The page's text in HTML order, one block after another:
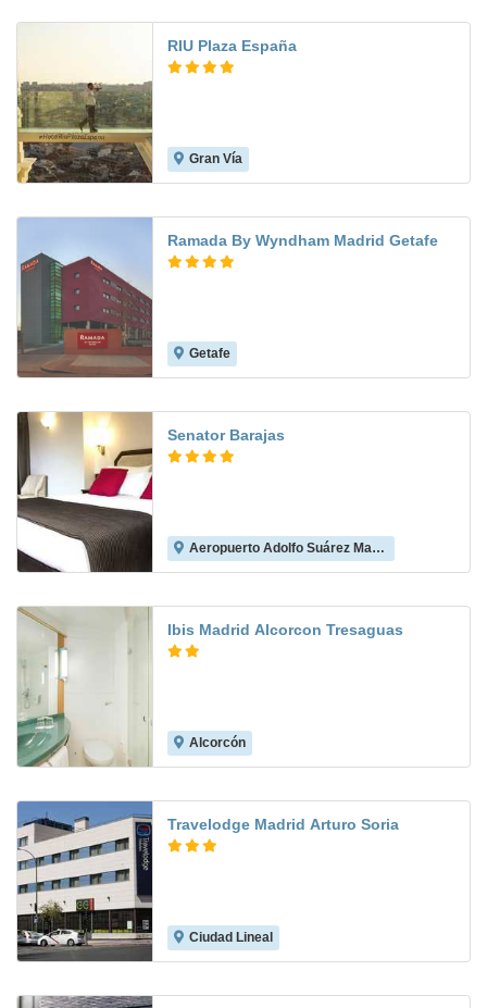
RIU Plaza España
Gran Vía
Ramada By Wyndham Madrid Getafe
Getafe
Senator Barajas
Aeropuerto Adolfo Suárez Madrid-Barajas
Ibis Madrid Alcorcon Tresaguas
Alcorcón
Travelodge Madrid Arturo Soria
Ciudad Lineal